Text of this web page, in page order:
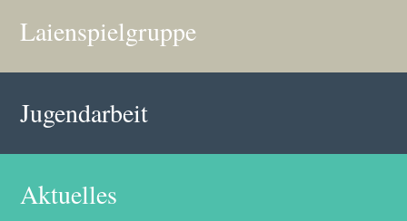
Laienspielgruppe
Jugendarbeit
Aktuelles